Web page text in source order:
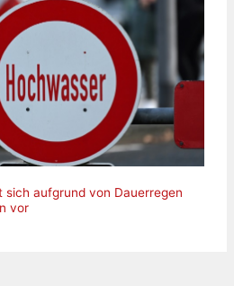
sich aufgrund von Dauerregen
vor